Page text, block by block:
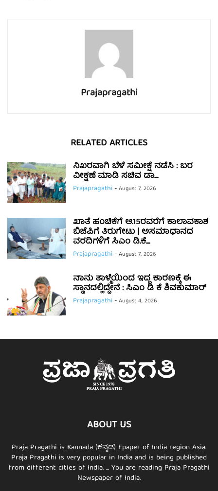
Prajapragathi
RELATED ARTICLES
ನಿಖರವಾಗಿ ಬೆಳೆ ಸಮೀಕ್ಷೆ ನಡೆಸಿ : ಬರ
ವೀಕ್ಷಣೆ ಮಾಡಿ ಸಚಿವ ಡಾ....
Prajapragathi-August 7, 2026
ಖಾತೆ ಹಂಚಿಕೆಗೆ ಆ.15ರವರೆಗೆ ಕಾಲಾವಕಾಶ
ಬಿಜೆಪಿಗೆ ತಿರುಗೇಟು | ಅಸಮಾಧಾನದ
ವರದಿಗಳಿಗೆ ಸಿಎಂ ಡಿ.ಕೆ....
Prajapragathi-August 7, 2026
ನಾನು ತಾಳ್ಮೆಯಿಂದ ಇದ್ದ ಕಾರಣಕ್ಕೆ ಈ
ಸ್ಥಾನದಲ್ಲಿದ್ದೇನೆ : ಸಿಎಂ ಡಿ ಕೆ ಶಿವಕುಮಾರ್
Prajapragathi-August 4, 2026
ABOUT US
Praja Pragathi is Kannada (ಕನ್ನಡ) Epaper of India region Asia.
Praja Pragathi is very popular in India and is being published
from different cities of India. ... You are reading Praja Pragathi
Newspaper of India.